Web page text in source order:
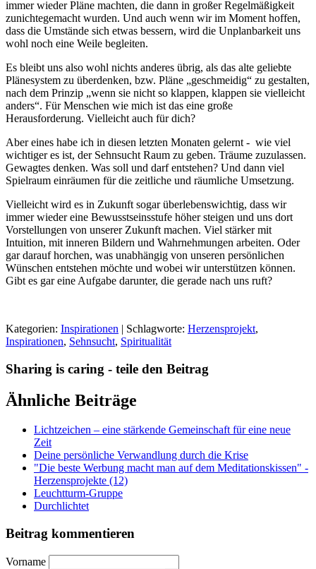
immer wieder Pläne machten, die dann in großer Regelmäßigkeit
zunichtegemacht wurden. Und auch wenn wir im Moment hoffen,
dass die Umstände sich etwas bessern, wird die Unplanbarkeit uns
wohl noch eine Weile begleiten.
Es bleibt uns also wohl nichts anderes übrig, als das alte geliebte
Plänesystem zu überdenken, bzw. Pläne „geschmeidig“ zu gestalten,
nach dem Prinzip „wenn sie nicht so klappen, klappen sie vielleicht
anders“. Für Menschen wie mich ist das eine große
Herausforderung. Vielleicht auch für dich?
Aber eines habe ich in diesen letzten Monaten gelernt - wie viel
wichtiger es ist, der Sehnsucht Raum zu geben. Träume zuzulassen.
Gewagtes denken. Was soll und darf entstehen? Und dann viel
Spielraum einräumen für die zeitliche und räumliche Umsetzung.
Vielleicht wird es in Zukunft sogar überlebenswichtig, dass wir
immer wieder eine Bewusstseinsstufe höher steigen und uns dort
Vorstellungen von unserer Zukunft machen. Viel stärker mit
Intuition, mit inneren Bildern und Wahrnehmungen arbeiten. Oder
gar darauf horchen, was unabhängig von unseren persönlichen
Wünschen entstehen möchte und wobei wir unterstützen können.
Gibt es gar eine Aufgabe darunter, die gerade nach uns ruft?
Kategorien: Inspirationen | Schlagworte: Herzensprojekt,
Inspirationen, Sehnsucht, Spiritualität
Sharing is caring - teile den Beitrag
Ähnliche Beiträge
Lichtzeichen – eine stärkende Gemeinschaft für eine neue
Zeit
Deine persönliche Verwandlung durch die Krise
"Die beste Werbung macht man auf dem Meditationskissen" -
Herzensprojekte (12)
Leuchtturm-Gruppe
Durchlichtet
Beitrag kommentieren
Vorname